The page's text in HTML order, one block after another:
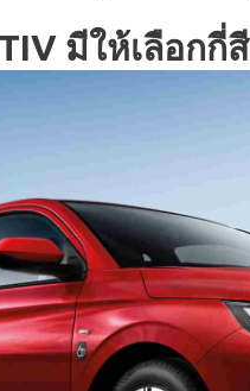
มีให้เลือกกี่สี